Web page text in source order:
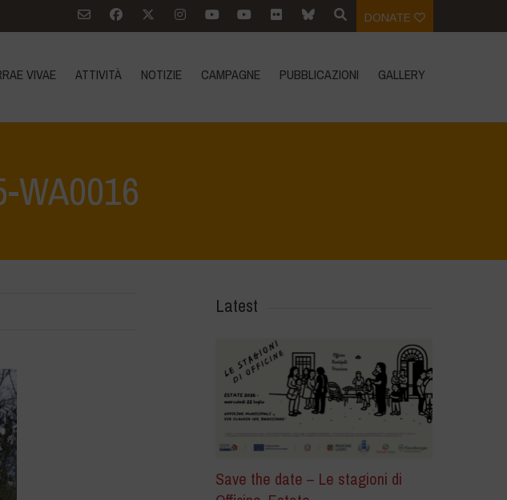
DONATE
VIVAE ATTIVITÀ NOTIZIE CAMPAGNE PUBBLICAZIONI GALLERY
WA0016
Latest
Save the date – Le stagioni di